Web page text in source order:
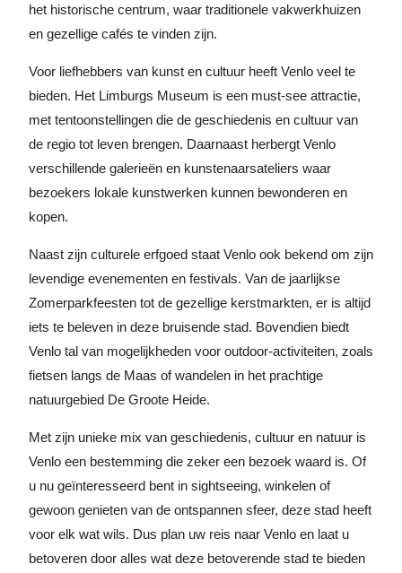
het historische centrum, waar traditionele vakwerkhuizen
en gezellige cafés te vinden zijn.
Voor liefhebbers van kunst en cultuur heeft Venlo veel te
bieden. Het Limburgs Museum is een must-see attractie,
met tentoonstellingen die de geschiedenis en cultuur van
de regio tot leven brengen. Daarnaast herbergt Venlo
verschillende galerieën en kunstenaarsateliers waar
bezoekers lokale kunstwerken kunnen bewonderen en
kopen.
Naast zijn culturele erfgoed staat Venlo ook bekend om zijn
levendige evenementen en festivals. Van de jaarlijkse
Zomerparkfeesten tot de gezellige kerstmarkten, er is altijd
iets te beleven in deze bruisende stad. Bovendien biedt
Venlo tal van mogelijkheden voor outdoor-activiteiten, zoals
fietsen langs de Maas of wandelen in het prachtige
natuurgebied De Groote Heide.
Met zijn unieke mix van geschiedenis, cultuur en natuur is
Venlo een bestemming die zeker een bezoek waard is. Of
u nu geïnteresseerd bent in sightseeing, winkelen of
gewoon genieten van de ontspannen sfeer, deze stad heeft
voor elk wat wils. Dus plan uw reis naar Venlo en laat u
betoveren door alles wat deze betoverende stad te bieden